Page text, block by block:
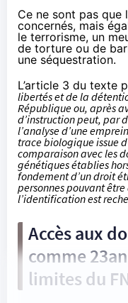
Ce ne sont pas que
concernés, mais
le terrorisme, un
de torture ou de
une séquestration.
L’article 3 du texte
libertés et de la
République ou, après
d’instruction peut, par
l’analyse d’une
trace biologique issue
comparaison avec les
génétiques établies
fondement d’un droit
personnes pouvant
l’identification est
Accès aux
comme
limites du